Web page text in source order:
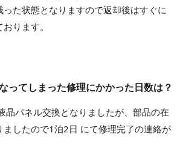
た状態となりますので返却後はすぐに
ります。
ってしまった修理にかかった日数は？
晶パネル交換となりましたが、部品の在
ましたので1泊2日 にて修理完了の連絡が